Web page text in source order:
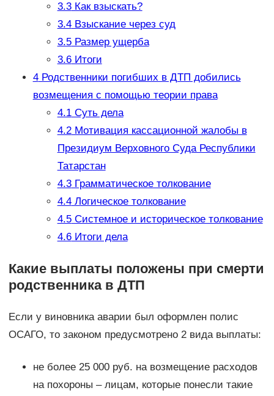
3.3Как взыскать?
3.4Взыскание через суд
3.5Размер ущерба
3.6Итоги
4Родственники погибших в ДТП добились
возмещения с помощью теории права
4.1Суть дела
4.2Мотивация кассационной жалобы в
Президиум Верховного Суда Республики
Татарстан
4.3Грамматическое толкование
4.4Логическое толкование
4.5Системное и историческое толкование
4.6Итоги дела
Какие выплаты положены при смерти
родственника в ДТП
Если у виновника аварии был оформлен полис
ОСАГО, то законом предусмотрено 2 вида выплаты:
не более 25 000 руб. на возмещение расходов
на похороны – лицам, которые понесли такие